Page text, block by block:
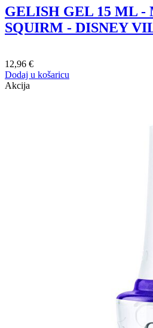
GELISH GEL 15 ML
SQUIRM - DISNEY
12,96 €
Dodaj u košaricu
Akcija